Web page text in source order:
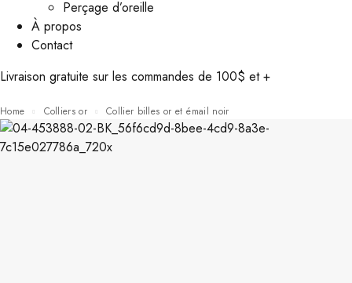
Perçage d’oreille
À propos
Contact
Livraison gratuite sur les commandes de 100$ et +
Home Colliers or Collier billes or et émail noir